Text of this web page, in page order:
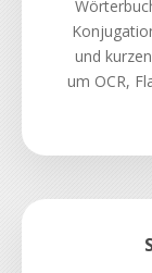
und
um OCR,